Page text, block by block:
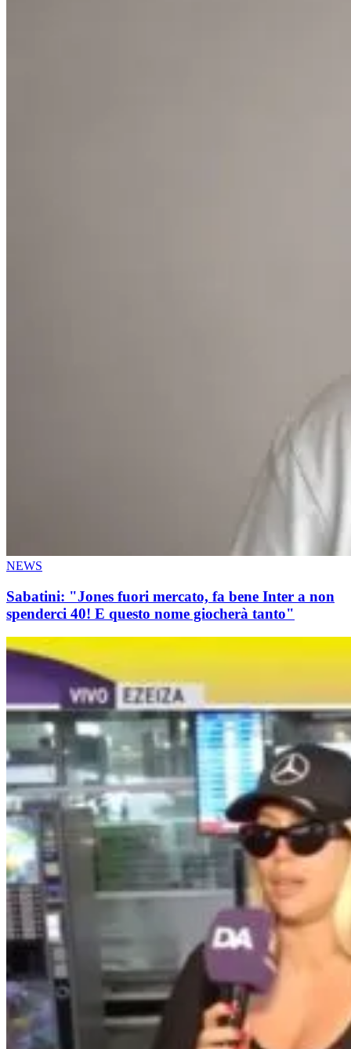
NEWS
Sabatini: "Jones fuori mercato, fa bene Inter a non
spenderci 40! E questo nome giocherà tanto"